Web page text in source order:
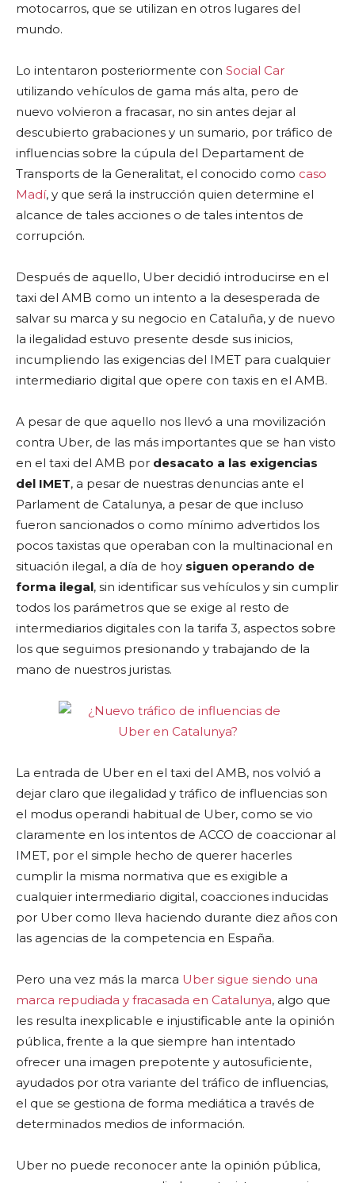
motocarros, que se utilizan en otros lugares del
mundo.
Lo intentaron posteriormente con Social Car
utilizando vehículos de gama más alta, pero de
nuevo volvieron a fracasar, no sin antes dejar al
descubierto grabaciones y un sumario, por tráfico de
influencias sobre la cúpula del Departament de
Transports de la Generalitat, el conocido como caso
Madí, y que será la instrucción quien determine el
alcance de tales acciones o de tales intentos de
corrupción.
Después de aquello, Uber decidió introducirse en el
taxi del AMB como un intento a la desesperada de
salvar su marca y su negocio en Cataluña, y de nuevo
la ilegalidad estuvo presente desde sus inicios,
incumpliendo las exigencias del IMET para cualquier
intermediario digital que opere con taxis en el AMB.
A pesar de que aquello nos llevó a una movilización
contra Uber, de las más importantes que se han visto
en el taxi del AMB por desacato a las exigencias
del IMET, a pesar de nuestras denuncias ante el
Parlament de Catalunya, a pesar de que incluso
fueron sancionados o como mínimo advertidos los
pocos taxistas que operaban con la multinacional en
situación ilegal, a día de hoy siguen operando de
forma ilegal, sin identificar sus vehículos y sin cumplir
todos los parámetros que se exige al resto de
intermediarios digitales con la tarifa 3, aspectos sobre
los que seguimos presionando y trabajando de la
mano de nuestros juristas.
La entrada de Uber en el taxi del AMB, nos volvió a
dejar claro que ilegalidad y tráfico de influencias son
el modus operandi habitual de Uber, como se vio
claramente en los intentos de ACCO de coaccionar al
IMET, por el simple hecho de querer hacerles
cumplir la misma normativa que es exigible a
cualquier intermediario digital, coacciones inducidas
por Uber como lleva haciendo durante diez años con
las agencias de la competencia en España.
Pero una vez más la marca Uber sigue siendo una
marca repudiada y fracasada en Catalunya, algo que
les resulta inexplicable e injustificable ante la opinión
pública, frente a la que siempre han intentado
ofrecer una imagen prepotente y autosuficiente,
ayudados por otra variante del tráfico de influencias,
el que se gestiona de forma mediática a través de
determinados medios de información.
Uber no puede reconocer ante la opinión pública,